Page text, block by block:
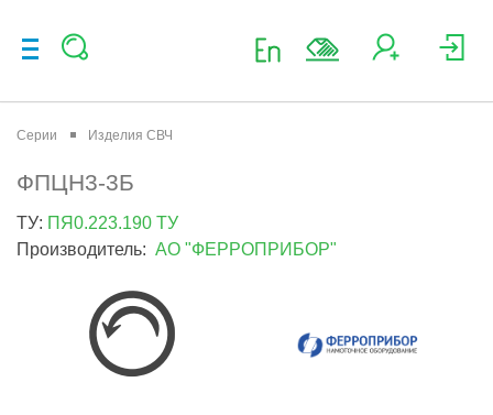
Серии Изделия СВЧ
ФПЦН3-3Б
ТУ: ПЯ0.223.190 ТУ
Производитель: АО "ФЕРРОПРИБОР"